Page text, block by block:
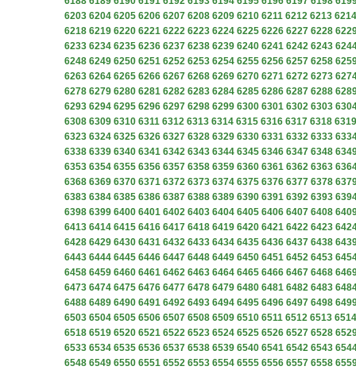
6203 6204 6205 6206 6207 6208 6209 6210 6211 6212 6213 6214
6218 6219 6220 6221 6222 6223 6224 6225 6226 6227 6228
6233 6234 6235 6236 6237 6238 6239 6240 6241 6242 6243
6248 6249 6250 6251 6252 6253 6254 6255 6256 6257 6258
6263 6264 6265 6266 6267 6268 6269 6270 6271 6272 6273
6278 6279 6280 6281 6282 6283 6284 6285 6286 6287 6288
6293 6294 6295 6296 6297 6298 6299 6300 6301 6302 6303
6308 6309 6310 6311 6312 6313 6314 6315 6316 6317 6318 6319
6323 6324 6325 6326 6327 6328 6329 6330 6331 6332 6333
6338 6339 6340 6341 6342 6343 6344 6345 6346 6347 6348
6353 6354 6355 6356 6357 6358 6359 6360 6361 6362 6363
6368 6369 6370 6371 6372 6373 6374 6375 6376 6377 6378
6383 6384 6385 6386 6387 6388 6389 6390 6391 6392 6393
6398 6399 6400 6401 6402 6403 6404 6405 6406 6407 6408
6413 6414 6415 6416 6417 6418 6419 6420 6421 6422 6423
6428 6429 6430 6431 6432 6433 6434 6435 6436 6437 6438
6443 6444 6445 6446 6447 6448 6449 6450 6451 6452 6453
6458 6459 6460 6461 6462 6463 6464 6465 6466 6467 6468
6473 6474 6475 6476 6477 6478 6479 6480 6481 6482 6483
6488 6489 6490 6491 6492 6493 6494 6495 6496 6497 6498
6503 6504 6505 6506 6507 6508 6509 6510 6511 6512 6513 6514
6518 6519 6520 6521 6522 6523 6524 6525 6526 6527 6528
6533 6534 6535 6536 6537 6538 6539 6540 6541 6542 6543
6548 6549 6550 6551 6552 6553 6554 6555 6556 6557 6558